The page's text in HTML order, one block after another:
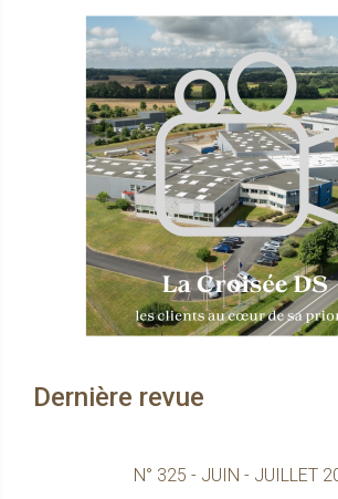
Dernière revue
N° 325 - JUIN - JUILLET